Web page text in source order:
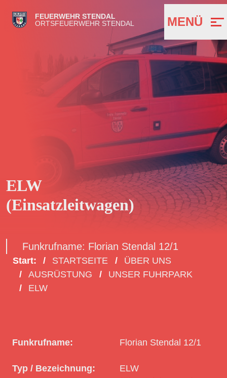
FEUERWEHR STENDAL
ORTSFEUERWEHR STENDAL
MENÜ
ELW
(Einsatzleitwagen)
Funkrufname: Florian Stendal 12/1
Start: STARTSEITE
ÜBER UNS
AUSRÜSTUNG
UNSER FUHRPARK
ELW
Funkrufname: Florian Stendal 12/1
Typ / Bezeichnung:
ELW